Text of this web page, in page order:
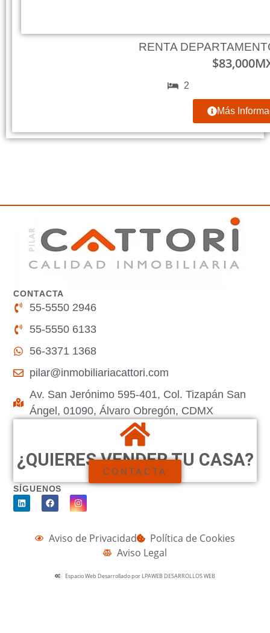
RENTA
$83,000
2
Más
CONTACTA
55-5550 2946
55-5550 6133
56-3371 1368
pilar@inmobiliariacattori.com
Av. San Jerónimo 595-401, Col. Tizapán San
Ángel, 01090, Álvaro Obregón, CDMX
¿QUIERES VENDER TU CASA?
CONTACTA
SÍGUENOS
Aviso de Privacidad
Política de Cookies
Aviso Legal
Espacio Web Desarrollado por LPAWEB DESARROLLOS WEB